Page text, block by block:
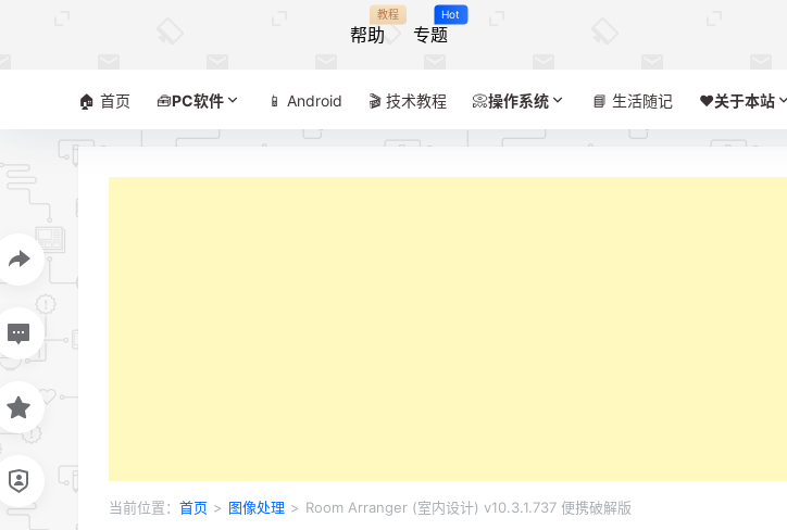
帮助
教程
专题
Hot
🏠 首页 🧰PC软件 📱 Android 🎬 技术教程 📀操作系统 📘 生活随记 ❤️‍关于本站
当前位置： 首页 > 图像处理 > Room Arranger (室内设计) v10.3.1.737 便携破解版